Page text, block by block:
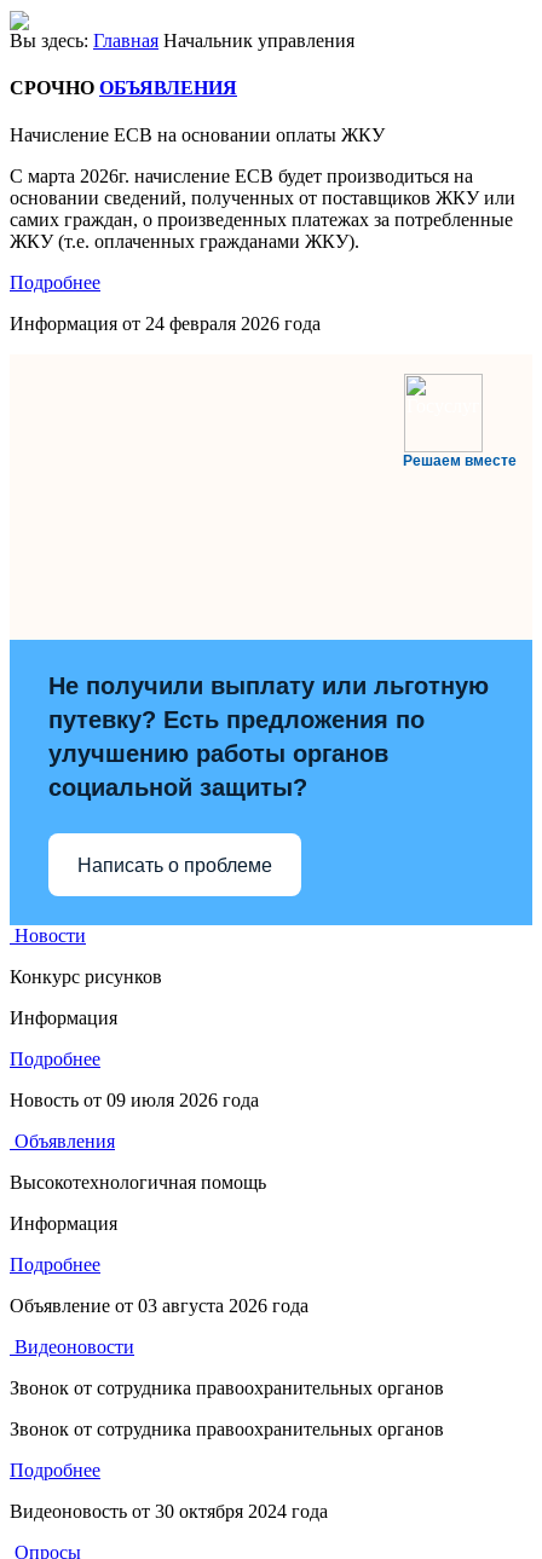
Вы здесь: Главная Начальник управления
СРОЧНО ОБЪЯВЛЕНИЯ
Начисление ЕСВ на основании оплаты ЖКУ
С марта 2026г. начисление ЕСВ будет производиться на
основании сведений, полученных от поставщиков ЖКУ или
самих граждан, о произведенных платежах за потребленные
ЖКУ (т.е. оплаченных гражданами ЖКУ).
Подробнее
Информация от 24 февраля 2026 года
Решаем вместе
Не получили выплату или льготную
путевку? Есть предложения по
улучшению работы органов
социальной защиты?
Написать о проблеме
Новости
Конкурс рисунков
Информация
Подробнее
Новость от 09 июля 2026 года
Объявления
Высокотехнологичная помощь
Информация
Подробнее
Объявление от 03 августа 2026 года
Видеоновости
Звонок от сотрудника правоохранительных органов
Звонок от сотрудника правоохранительных органов
Подробнее
Видеоновость от 30 октября 2024 года
Опросы